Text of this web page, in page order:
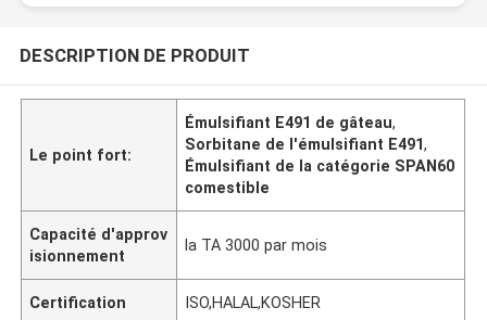
DESCRIPTION DE PRODUIT
Le point fort:
Émulsifiant E491 de gâteau,
Sorbitane de l'émulsifiant E491,
Émulsifiant de la catégorie SPAN60
comestible
Capacité d'approv
isionnement
la TA 3000 par mois
Certification ISO,HALAL,KOSHER